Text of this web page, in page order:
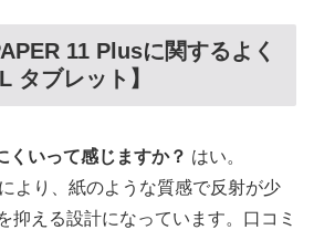
11 Plusに関するよく
タブレット】
くいって感じますか？ はい。
より、紙のような質感で反射が少
抑える設計になっています。口コミ